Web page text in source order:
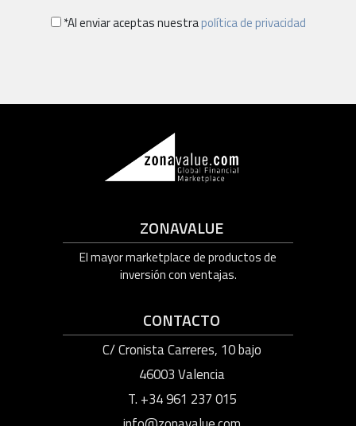
*Al enviar aceptas nuestrapolítica de privacidad
ZONAVALUE
El mayor marketplace de productos de
inversión con ventajas.
CONTACTO
C/ Cronista Carreres, 10 bajo
46003 Valencia
T. +34 961 237 015